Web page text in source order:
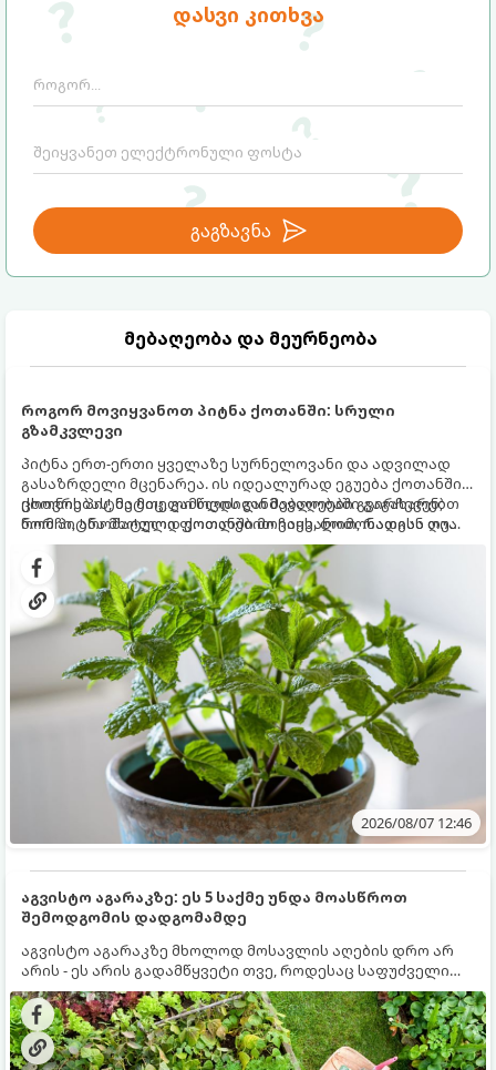
დასვი კითხვა
გაგზავნა
მებაღეობა და მეურნეობა
როგორ მოვიყვანოთ პიტნა ქოთანში: სრული
გზამკვლევი
პიტნა ერთ-ერთი ყველაზე სურნელოვანი და ადვილად
გასაზრდელი მცენარეა. ის იდეალურად ეგუება ქოთანში
ცხოვრებას, მეტიც, გამოცდილი მებაღეები გვირჩევენ,
რომ პიტნა მხოლოდ ქოთანში მოვიყვანოთ, რადგან ღია
გრუნტში (ბაღში) დარგვისას ის ფესვებით ძალიან
სწრაფად ვრცელდება და სხვა მცენარეებს ავიწროებს.
ქოთნის პიტნა მთელი წლის განმავლობაში გაგახარებთ
ნორჩი, არომატული ფოთლებით ჩაის, ლიმონათისა თუ
კერძებისთვის.
2026/08/07 12:46
აგვისტო აგარაკზე: ეს 5 საქმე უნდა მოასწროთ
შემოდგომის დადგომამდე
აგვისტო აგარაკზე მხოლოდ მოსავლის აღების დრო არ
არის - ეს არის გადამწყვეტი თვე, როდესაც საფუძველი
ეყრება მომავალი წლის მოსავალს და ბაღი მზადდება
შემოდგომა-ზამთრის სეზონისთვის. იმისათვის, რომ
ნიადაგმა ენერგია აღიდგინოს, ხოლო მცენარეებმა
ზამთარს გაუძლონ, აგვისტოს ბოლომდე 5